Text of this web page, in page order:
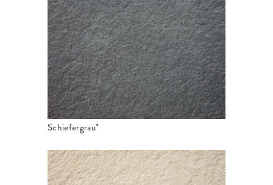
Schiefergrau*